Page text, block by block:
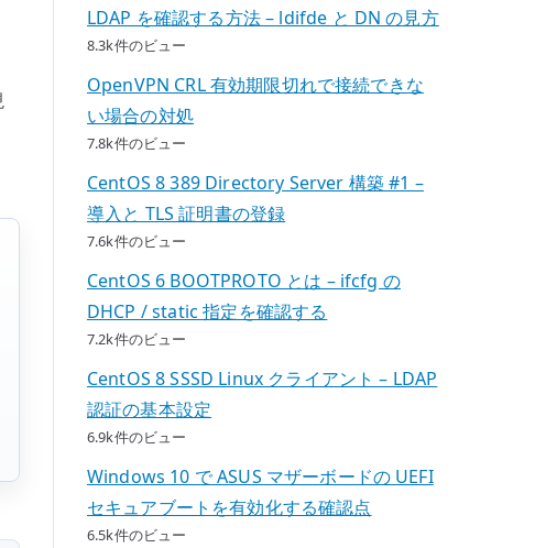
LDAP を確認する方法 – ldifde と DN の見方
8.3k件のビュー
OpenVPN CRL 有効期限切れで接続できな
い場合の対処
7.8k件のビュー
CentOS 8 389 Directory Server 構築 #1 –
導入と TLS 証明書の登録
7.6k件のビュー
CentOS 6 BOOTPROTO とは – ifcfg の
DHCP / static 指定を確認する
7.2k件のビュー
CentOS 8 SSSD Linux クライアント – LDAP
認証の基本設定
6.9k件のビュー
Windows 10 で ASUS マザーボードの UEFI
セキュアブートを有効化する確認点
6.5k件のビュー